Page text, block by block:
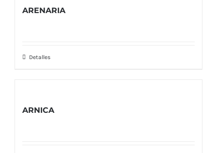
ARENARIA
Detalles
ARNICA